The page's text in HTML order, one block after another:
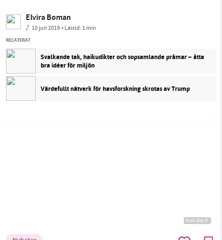
Elvira Boman
10 jun 2019• Lästid: 1 min
RELATERAT
Svalkande tak, haikudikter och sopsamlande pråmar – åtta
bra idéer för miljön
Värdefullt nätverk för havsforskning skrotas av Trump
Foto:Eak K.